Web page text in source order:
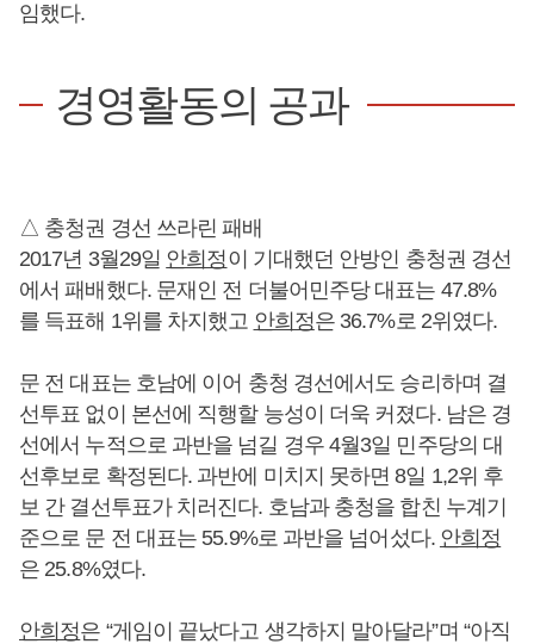
임했다.
경영활동의 공과
△ 충청권 경선 쓰라린 패배
2017년 3월29일 안희정이 기대했던 안방인 충청권 경선
에서 패배했다. 문재인 전 더불어민주당 대표는 47.8%
를 득표해 1위를 차지했고 안희정은 36.7%로 2위였다.
문 전 대표는 호남에 이어 충청 경선에서도 승리하며 결
선투표 없이 본선에 직행할 능성이 더욱 커졌다. 남은 경
선에서 누적으로 과반을 넘길 경우 4월3일 민주당의 대
선후보로 확정된다. 과반에 미치지 못하면 8일 1,2위 후
보 간 결선투표가 치러진다. 호남과 충청을 합친 누계기
준으로 문 전 대표는 55.9%로 과반을 넘어섰다. 안희정
은 25.8%였다.
안희정은 “게임이 끝났다고 생각하지 말아달라”며 “아직